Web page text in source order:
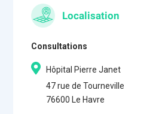
Localisation
Consultations
Hôpital Pierre Janet
47 rue de Tourneville
76600 Le Havre